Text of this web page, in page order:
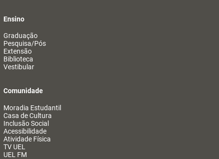
Ensino
Graduação
Pesquisa/Pós
Extensão
Biblioteca
Vestibular
Comunidade
Moradia Estudantil
Casa de Cultura
Inclusão Social
Acessibilidade
Atividade Física
TV UEL
UEL FM